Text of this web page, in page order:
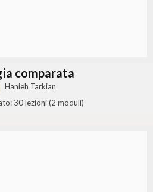
comparata
Hanieh Tarkian
30 lezioni (2 moduli)